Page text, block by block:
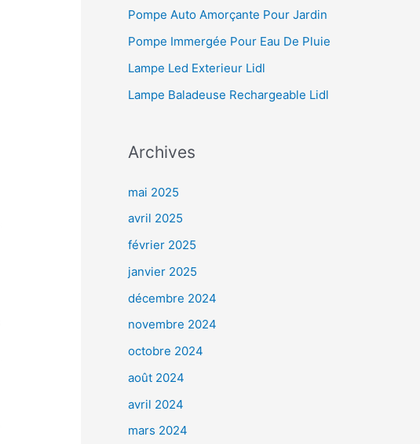
Pompe Auto Amorçante Pour Jardin
Pompe Immergée Pour Eau De Pluie
Lampe Led Exterieur Lidl
Lampe Baladeuse Rechargeable Lidl
Archives
mai 2025
avril 2025
février 2025
janvier 2025
décembre 2024
novembre 2024
octobre 2024
août 2024
avril 2024
mars 2024